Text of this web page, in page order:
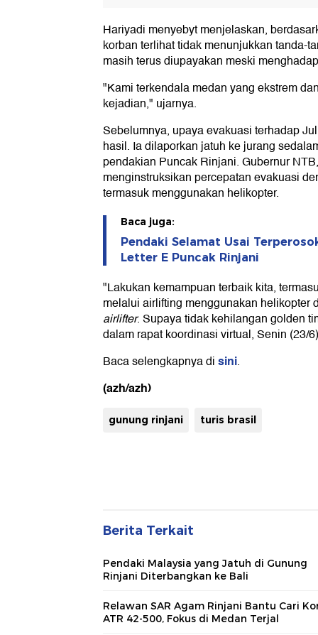
Hariyadi menyebyt menjelaskan,
korban terlihat tidak menunjukkan tanda-
masih terus diupayakan meski
"Kami terkendala medan yang ekstrem
kejadian," ujarnya.
Sebelumnya, upaya evakuasi terhadap
hasil. Ia dilaporkan jatuh ke jurang
pendakian Puncak Rinjani. Gubernur
menginstruksikan percepatan evakuasi
termasuk menggunakan helikopter.
Baca juga:
Pendaki Selamat Usai
Letter E Puncak Rinjani
"Lakukan kemampuan terbaik kita,
melalui airlifting menggunakan helikopter
airlifter. Supaya tidak kehilangan golden
dalam rapat koordinasi virtual, Senin (23/
Baca selengkapnya disini.
(azh/azh)
gunung rinjani turis brasil
Berita Terkait
Pendaki Malaysia yang Jatuh di Gunung
Rinjani Diterbangkan ke Bali
Relawan SAR Agam Rinjani Bantu Cari
ATR 42-500, Fokus di Medan Terjal